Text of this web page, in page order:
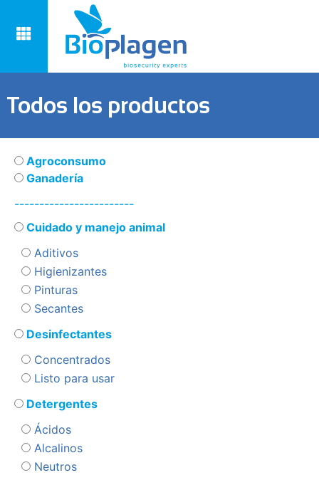
Todos los productos
Agroconsumo
Ganadería
------------------------
Cuidado y manejo animal
Aditivos
Higienizantes
Pinturas
Secantes
Desinfectantes
Concentrados
Listo para usar
Detergentes
Ácidos
Alcalinos
Neutros